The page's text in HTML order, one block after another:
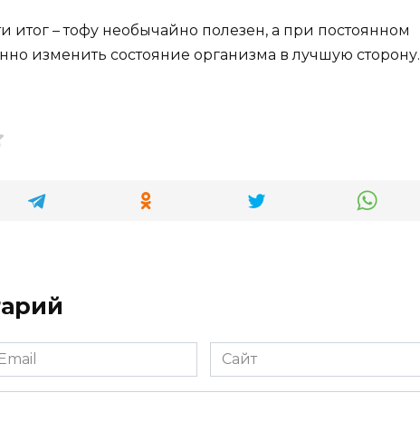
итог – тофу необычайно полезен, а при постоянном
изменить состояние организма в лучшую сторону.
Сайт